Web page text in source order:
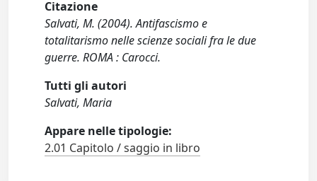
Citazione
Salvati, M. (2004). Antifascismo e
totalitarismo nelle scienze sociali fra le due
guerre. ROMA : Carocci.
Tutti gli autori
Salvati, Maria
Appare nelle tipologie:
2.01 Capitolo / saggio in libro